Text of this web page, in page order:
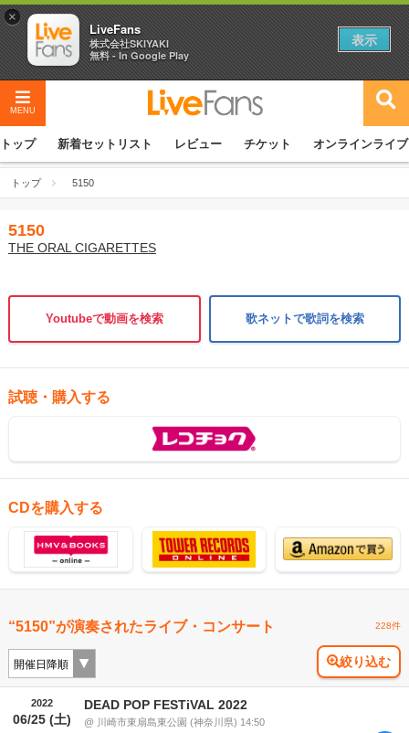
MENU
トップ 新着セットリスト レビュー チケット オンラインライブ
トップ 5150
5150
THE ORAL CIGARETTES
Youtubeで動画を検索 歌ネットで歌詞を検索
試聴・購入する
CDを購入する
“5150”が演奏されたライブ・コンサート 228件
絞り込む
2022
06/25 (土)
DEAD POP FESTiVAL 2022
@ 川崎市東扇島東公園 (神奈川県) 14:50
×
LiveFans
株式会社SKIYAKI
無料 - In Google Play
表示